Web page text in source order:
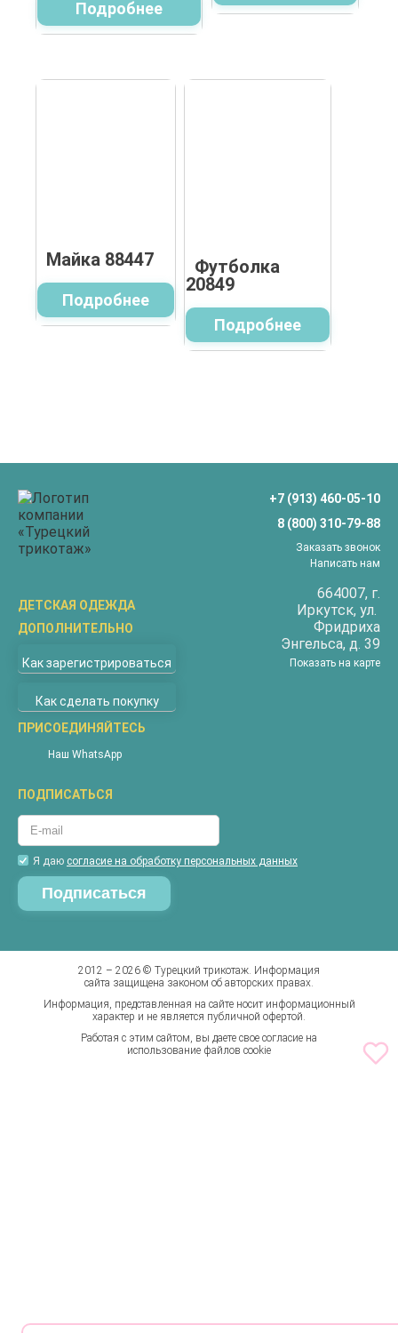
Подробнее
Майка 88447
Подробнее
Футболка
20849
Подробнее
+7 (913) 460-05-10
8 (800) 310-79-88
Заказать звонок
Написать нам
664007, г.
Иркутск, ул.
Фридриха
Энгельса, д. 39
Показать на карте
ДЕТСКАЯ ОДЕЖДА
Бриджи
Верхняя одежда
Джемперы
Жилеты
Комбинезоны
Майки
Пижамы
Футболки
Халаты
Шорты
Бренды
ДОПОЛНИТЕЛЬНО
Доставка
Оплата
Покупателям
Наши магазины
Акции
Контакты
Гарантия
Вопросы и ответы
Таблица размеров соответствия
Как зарегистрироваться
Как сделать покупку
ПРИСОЕДИНЯЙТЕСЬ
Наш WhatsApp
ПОДПИСАТЬСЯ
Я даю согласие на обработку персональных данных
2012 – 2026 © Турецкий трикотаж. Информация
сайта защищена законом об авторских правах.
Информация, представленная на сайте носит информационный
характер и не является публичной офертой.
Работая с этим сайтом, вы даете свое согласие на
использование файлов cookie